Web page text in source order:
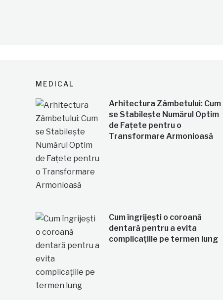
MEDICAL
Arhitectura Zâmbetului: Cum
se Stabilește Numărul Optim
de Fațete pentru o
Transformare Armonioasă
Cum îngrijești o coroană
dentară pentru a evita
complicațiile pe termen lung